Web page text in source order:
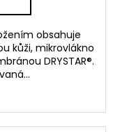
obsahuje
kůži, mikrovlákno
DRYSTAR®.